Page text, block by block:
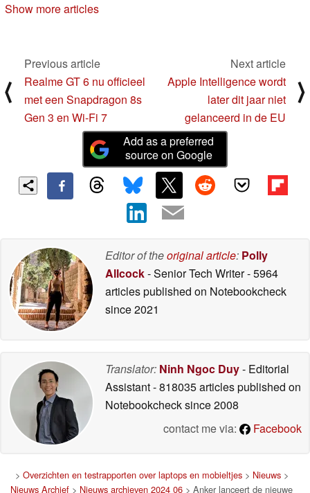
Show more articles
⟨
Previous article
Realme GT 6 nu officieel
met een Snapdragon 8s
Gen 3 en Wi-Fi 7
Next article
Apple Intelligence wordt
later dit jaar niet
gelanceerd in de EU
⟩
Add as a preferred
source on Google
Editor of theoriginal article: Polly
Allcock- Senior Tech Writer- 5964
articles published on Notebookcheck
since 2021
Translator: Ninh Ngoc Duy- Editorial
Assistant- 818035 articles published on
Notebookchecksince 2008
contact me via:
Facebook
> Overzichten en testrapporten over laptops en mobieltjes> Nieuws>
Nieuws Archief > Nieuws archieven 2024 06 > Anker lanceert de nieuwe